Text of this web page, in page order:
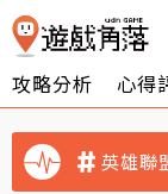
攻略分析 心得
英雄聯